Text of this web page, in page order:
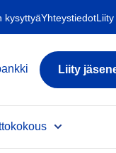
kysyttyäYhteystiedot
Liity